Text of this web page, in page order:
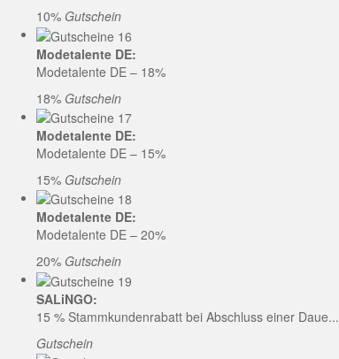
10% Gutschein
Modetalente DE:
Modetalente DE – 18%
18% Gutschein
Modetalente DE:
Modetalente DE – 15%
15% Gutschein
Modetalente DE:
Modetalente DE – 20%
20% Gutschein
SALiNGO:
15 % Stammkundenrabatt bei Abschluss einer Daue...
Gutschein